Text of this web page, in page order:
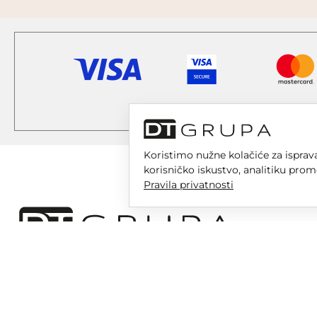
Koristimo nužne kolačiće za
korisničko iskustvo, analitiku
Pravila privatnosti